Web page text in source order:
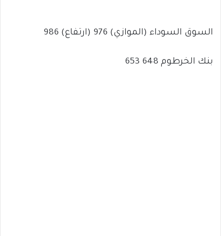
السوق السوداء (الموازي) 976 (ارتفاع) 986
بنك الخرطوم 648 653